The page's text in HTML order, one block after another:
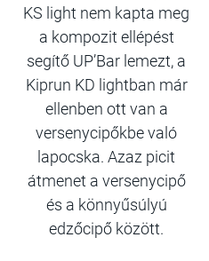
KS light nem kapta meg
a kompozit ellépést
segítő UP’Bar lemezt, a
Kiprun KD lightban már
ellenben ott van a
versenycipőkbe való
lapocska. Azaz picit
átmenet a versenycipő
és a könnyűsúlyú
edzőcipő között.